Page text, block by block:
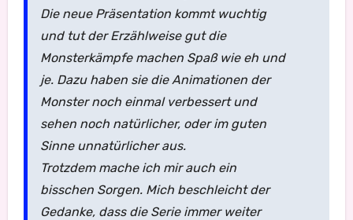
Die neue Präsentation kommt wuchtig
und tut der Erzählweise gut die
Monsterkämpfe machen Spaß wie eh und
je. Dazu haben sie die Animationen der
Monster noch einmal verbessert und
sehen noch natürlicher, oder im guten
Sinne unnatürlicher aus.
Trotzdem mache ich mir auch ein
bisschen Sorgen. Mich beschleicht der
Gedanke, dass die Serie immer weiter